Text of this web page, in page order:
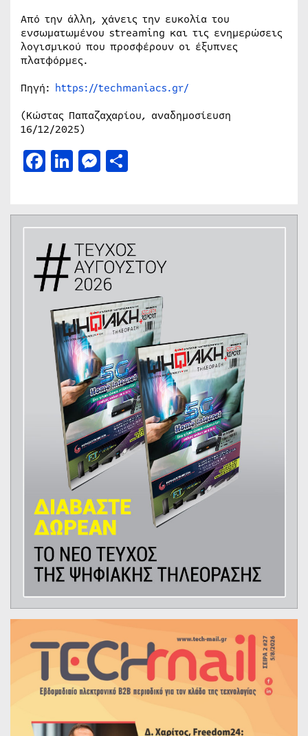
Από την άλλη, χάνεις την ευκολία του
ενσωματωμένου streaming και τις ενημερώσεις
λογισμικού που προσφέρουν οι έξυπνες
πλατφόρμες.
Πηγή: https://techmaniacs.gr/
(Κώστας Παπαζαχαρίου, αναδημοσίευση
16/12/2025)
Facebook
LinkedIn
Messenger